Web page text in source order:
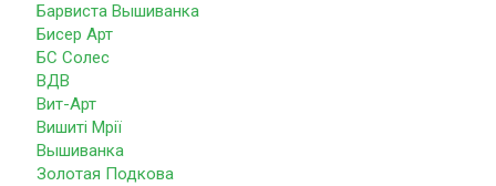
Барвиста Вышиванка
Бисер Арт
БС Солес
ВДВ
Вит-Арт
Вишиті Мрії
Вышиванка
Золотая Подкова